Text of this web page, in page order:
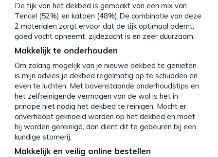
De tijk van het dekbed is gemaakt van een mix van
Tencel (52%) en katoen (48%) De combinatie van deze
2 materialen zorgt ervoor dat de tijk optimaal ademt,
goed vocht opneemt, zijdezacht is en zeer duurzaam.
Makkelijk te onderhouden
Om zolang mogelijk van je nieuwe dekbed te genieten
is mijn advies je dekbed regelmatig op te schudden en
even te luchten. Met bovenstaande onderhoudstips en
het zelfreinigende vermogen van de wol is het in
principe niet nodig het dekbed te reinigen. Mocht er
onverhoopt geknoeid worden op het dekbed en moet
hij worden gereinigd, dan dient dit te gebeuren bij een
kundige stomerij.
Makkelijk en veilig online bestellen